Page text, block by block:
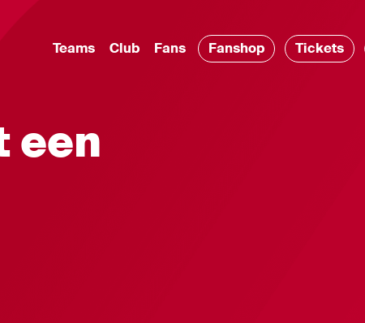
Teams Club Fans Fanshop Tickets
een